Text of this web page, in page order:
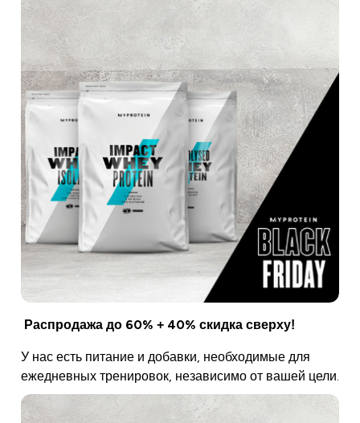
Распродажа до 60% + 40% скидка сверху!
У нас есть питание и добавки, необходимые для
ежедневных тренировок, независимо от вашей цели.